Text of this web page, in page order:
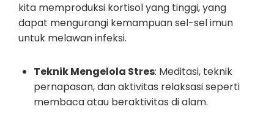
kita memproduksi kortisol yang tinggi, yang
dapat mengurangi kemampuan sel-sel imun
untuk melawan infeksi.
Teknik Mengelola Stres: Meditasi, teknik
pernapasan, dan aktivitas relaksasi seperti
membaca atau beraktivitas di alam.